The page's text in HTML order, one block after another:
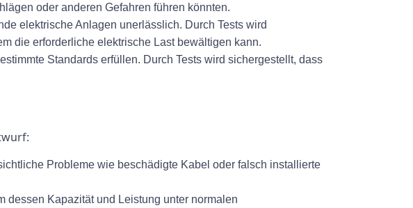
oder anderen Gefahren führen könnten.
elektrische Anlagen unerlässlich. Durch Tests wird
die erforderliche elektrische Last bewältigen kann.
Standards erfüllen. Durch Tests wird sichergestellt, dass
Probleme wie beschädigte Kabel oder falsch installierte
dessen Kapazität und Leistung unter normalen